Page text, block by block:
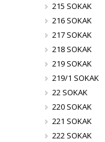
215 SOKAK
216 SOKAK
217 SOKAK
218 SOKAK
219 SOKAK
219/1 SOKAK
22 SOKAK
220 SOKAK
221 SOKAK
222 SOKAK